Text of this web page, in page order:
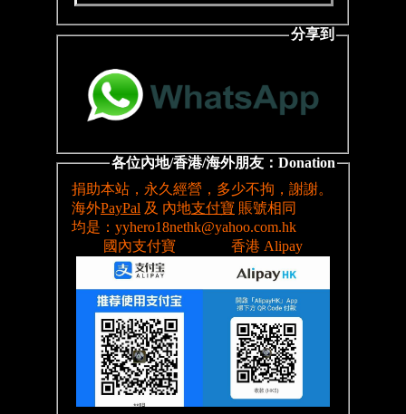
分享到
各位內地/香港/海外朋友：Donation